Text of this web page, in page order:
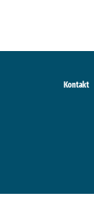
Kontakt